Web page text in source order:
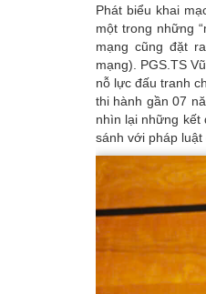
Phát biểu khai
một trong những
mạng cũng đặt
mạng). PGS.TS
nỗ lực đấu tranh
thi hành gần 07
nhìn lại những kết
sánh với pháp